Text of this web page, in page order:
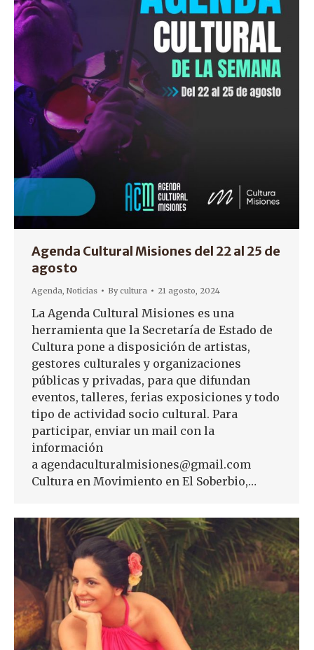
Agenda Cultural Misiones del 22 al 25 de
agosto
Agenda, Noticias Bycultura 21 agosto, 2024
La Agenda Cultural Misiones es una
herramienta que la Secretaría de Estado de
Cultura pone a disposición de artistas,
gestores culturales y organizaciones
públicas y privadas, para que difundan
eventos, talleres, ferias exposiciones y todo
tipo de actividad socio cultural. Para
participar, enviar un mail con la
información
a agendaculturalmisiones@gmail.com
Cultura en Movimiento en El Soberbio,…